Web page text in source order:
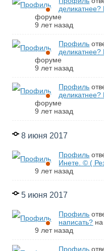
форуме
9 лет назад
Профиль
форуме
9 лет назад
Профиль
форуме
9 лет назад
8 июня 2017
Профиль
Инете. © (
9 лет назад
5 июня 2017
Профиль
написать?
9 лет назад
Профиль